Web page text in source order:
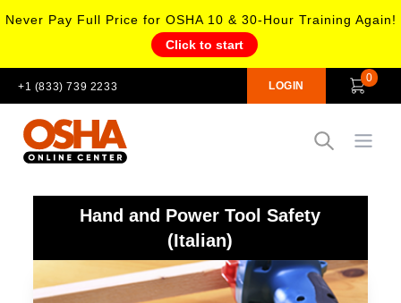
Never Pay Full Price for OSHA 10 & 30-Hour Training Again!
Click to start
+1 (833) 739 2233 LOGIN
0
Open
Hand and Power Tool Safety
(Italian)